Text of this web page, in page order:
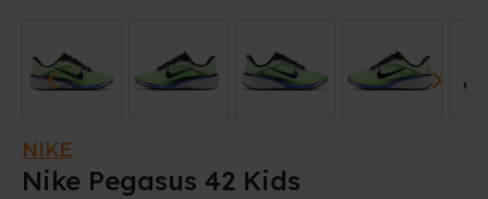
NIKE
Nike Pegasus 42 Kids